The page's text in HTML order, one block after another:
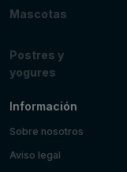
Mascotas
Postres y
yogures
Información
Sobre nosotros
Aviso legal